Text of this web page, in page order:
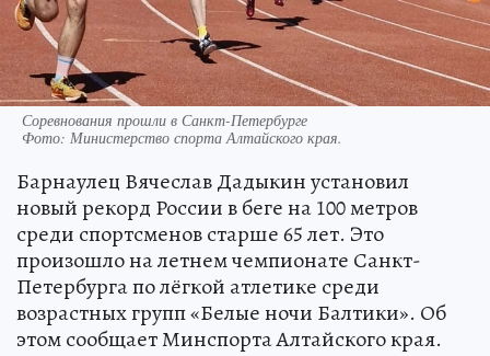
Соревнования прошли в Санкт-Петербурге
Фото: Министерство спорта Алтайского края.
Барнаулец Вячеслав Дадыкин установил
новый рекорд России в беге на 100 метров
среди спортсменов старше 65 лет. Это
произошло на летнем чемпионате Санкт-
Петербурга по лёгкой атлетике среди
возрастных групп «Белые ночи Балтики». Об
этом сообщает Минспорта Алтайского края.